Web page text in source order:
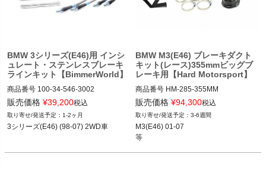
BMW 3シリーズ(E46)用 インシ
ュレート・ステンレスブレーキ
ラインキット【BimmerWorld】
商品番号 100-34-546-3002
100-34-546-3002
12BMR"100.34.546.3002"
販売価格 ¥39,200税込
1-2ヶ月
3シリーズ(E46) (98-07) 2WD車
BMW M3(E46) ブレーキダクト
キット(レース)355mmビッグブ
レーキ用【Hard Motorsport】
商品番号 HM-285-355MM
HM-285_355MM
12REN"HM-285"
Backing Plate:
355mm (Upgraded Big Brake Kits)
M3(E46) 01-07
販売価格 ¥94,300税込
3-6週間
M3(E46) 01-07
等